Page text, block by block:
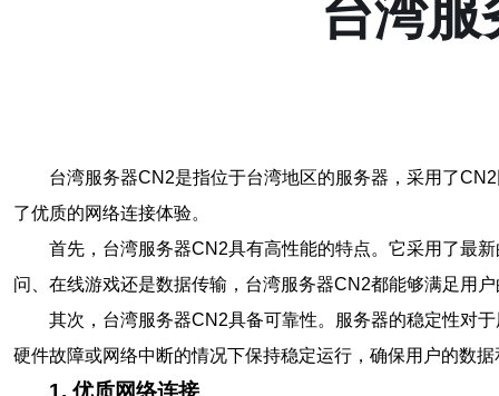
台湾
台湾服务器CN2是指位于台湾地区的服务器，采用了
了优质的网络连接体验。
首先，台湾服务器CN2具有高性能的特点。它采用了最
问、在线游戏还是数据传输，台湾服务器CN2都能够满足用
其次，台湾服务器CN2具备可靠性。服务器的稳定性对
硬件故障或网络中断的情况下保持稳定运行，确保用户的数
1. 优质网络连接